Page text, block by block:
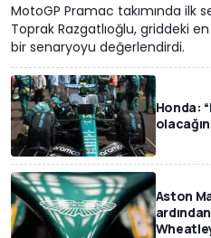
MotoGP Pramac takımında ilk
Toprak Razgatlıoğlu, griddeki
bir senaryoyu değerlendirdi.
Honda:
Aston